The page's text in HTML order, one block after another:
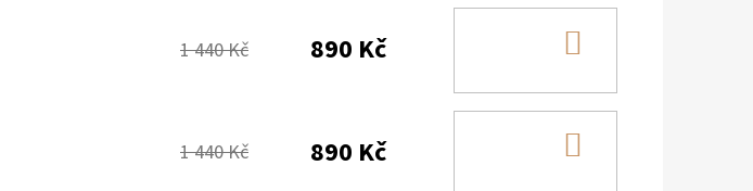
1 440 Kč 890 Kč
1 440 Kč 890 Kč